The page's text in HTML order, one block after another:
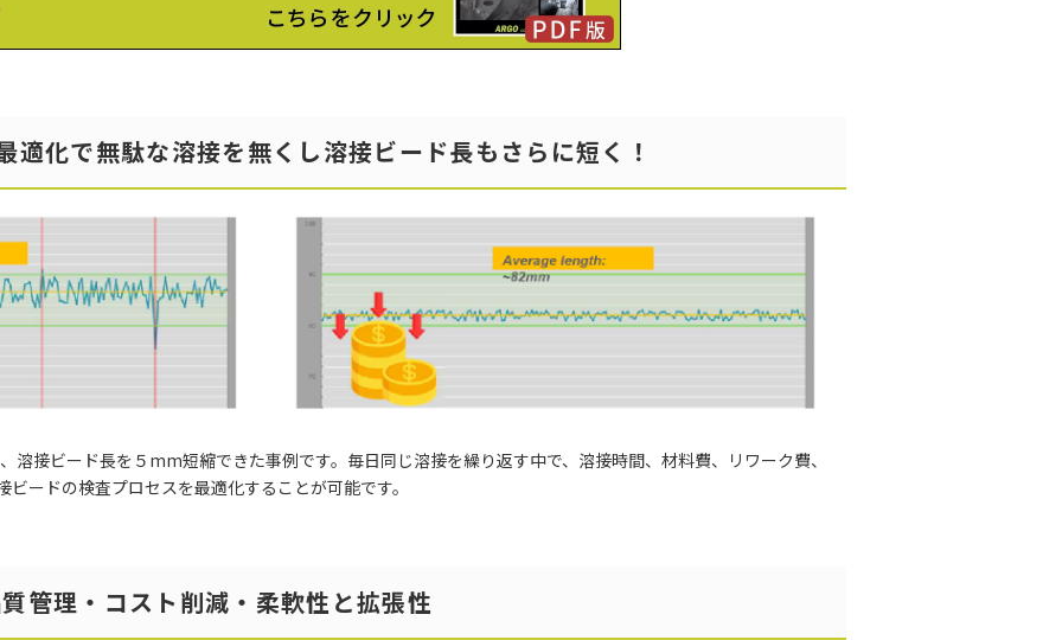
適化で無駄な溶接を無くし溶接ビード長もさらに短く！
溶接ビード長を５mm短縮できた事例です。毎日同じ溶接を繰り返す中で、溶接時間、材料費、リワーク費、
ードの検査プロセスを最適化することが可能です。
管理・コスト削減・柔軟性と拡張性